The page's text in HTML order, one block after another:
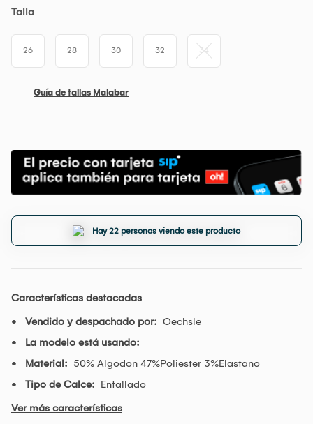
Talla
26 28 30 32 34
Guía de tallas Malabar
Hay 22 personas viendo este producto
Características destacadas
Vendido y despachado por: Oechsle
La modelo está usando:
Material: 50% Algodon 47%Poliester 3%Elastano
Tipo de Calce: Entallado
Ver más características